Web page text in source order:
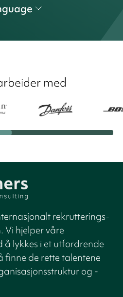
med
rekrutterings-
Vi hjelper våre
lykkes i et utfordrende
de rette talentene
og -